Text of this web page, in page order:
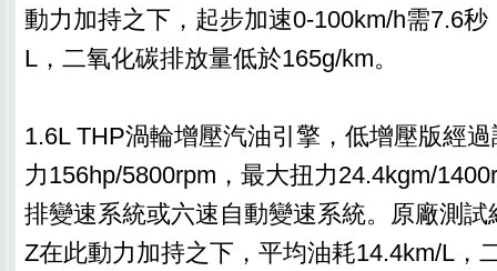
動力加持之下，起步加速0-100km/h需7.6
L，二氧化碳排放量低於165g/km。
1.6L THP渦輪增壓汽油引擎，低增壓版經
力156hp/5800rpm，最大扭力24.4kgm/
排變速系統或六速自動變速系統。原廠測
Z在此動力加持之下，平均油耗14.4km/L，